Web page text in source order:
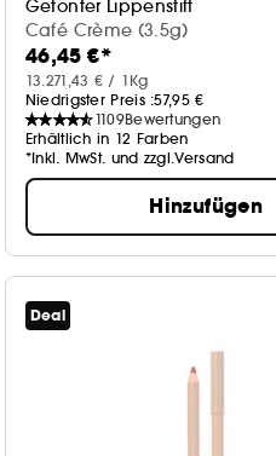
Getönter Lippenstift
Café Crème (3.5g)
46,45 €*
13.271,43 € / 1Kg
Niedrigster Preis :57,95 €
1109Bewertungen
Erhältlich in 12 Farben
*Inkl. MwSt. und zzgl.Versand
Hinzufügen
Deal